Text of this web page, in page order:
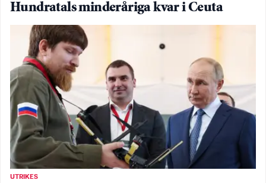
Hundratals minderåriga kvar i Ceuta
UTRIKES